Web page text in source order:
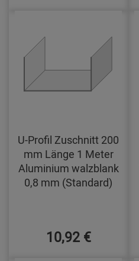
U-Profil Zuschnitt 200
mm Länge 1 Meter
Aluminium walzblank
0,8 mm (Standard)
10,92 €